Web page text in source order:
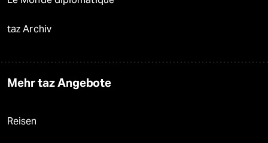
taz Archiv
Mehr taz Angebote
Reisen